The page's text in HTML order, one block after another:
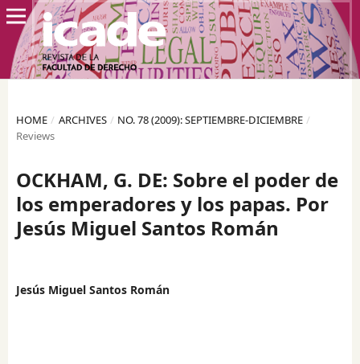
HOME / ARCHIVES / NO. 78 (2009): SEPTIEMBRE-DICIEMBRE /
Reviews
OCKHAM, G. DE: Sobre el poder de
los emperadores y los papas. Por
Jesús Miguel Santos Román
Jesús Miguel Santos Román